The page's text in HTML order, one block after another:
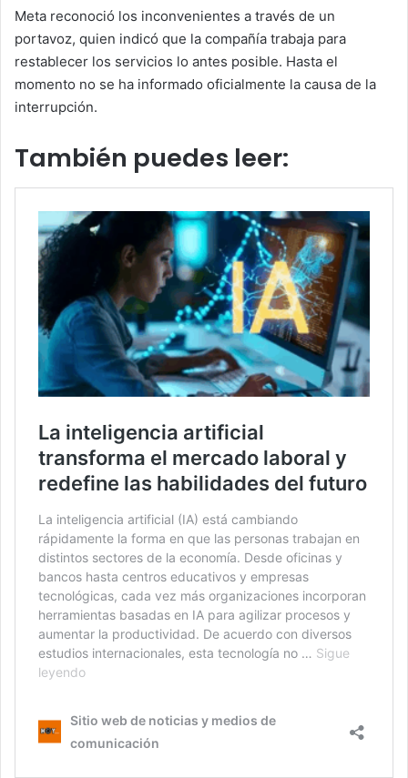
Meta reconoció los inconvenientes a través de un
portavoz, quien indicó que la compañía trabaja para
restablecer los servicios lo antes posible. Hasta el
momento no se ha informado oficialmente la causa de la
interrupción.
También puedes leer: